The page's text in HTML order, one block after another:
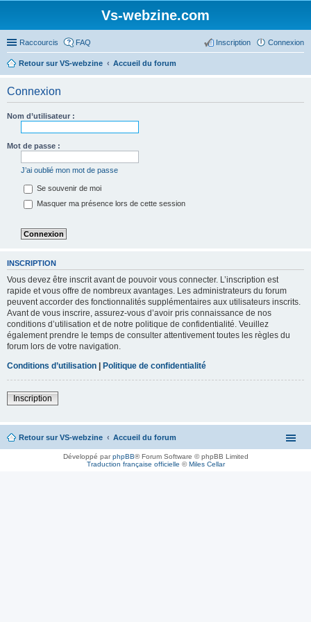
Vs-webzine.com
Raccourcis FAQ Connexion
Inscription
Retour sur VS-webzine Accueil du forum
Connexion
Nom d’utilisateur :
Mot de passe :
J’ai oublié mon mot de passe
Se souvenir de moi
Masquer ma présence lors de cette session
INSCRIPTION
Vous devez être inscrit avant de pouvoir vous connecter. L’inscription est
rapide et vous offre de nombreux avantages. Les administrateurs du forum
peuvent accorder des fonctionnalités supplémentaires aux utilisateurs inscrits.
Avant de vous inscrire, assurez-vous d’avoir pris connaissance de nos
conditions d’utilisation et de notre politique de confidentialité. Veuillez
également prendre le temps de consulter attentivement toutes les règles du
forum lors de votre navigation.
Conditions d’utilisation | Politique de confidentialité
Inscription
Retour sur VS-webzine Accueil du forum
Développé parphpBB® Forum Software © phpBB Limited
Traduction française officielle ©Miles Cellar